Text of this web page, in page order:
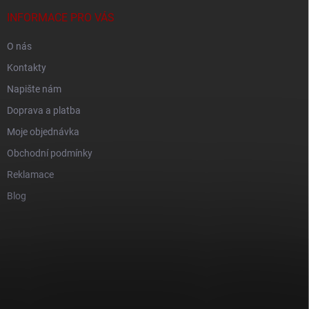
INFORMACE PRO VÁS
O nás
Kontakty
Napište nám
Doprava a platba
Moje objednávka
Obchodní podmínky
Reklamace
Blog